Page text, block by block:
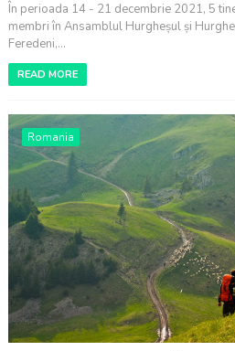
În perioada 14 - 21 decembrie 2021, 5
membri în Ansamblul Hurgheșul și
Feredeni,...
READ MORE
Romania